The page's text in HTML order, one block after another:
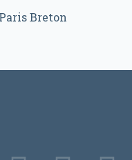
Breton